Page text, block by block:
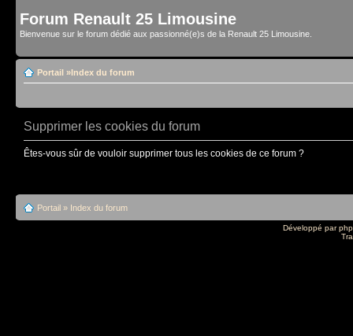
Forum Renault 25 Limousine
Bienvenue sur le forum dédié aux passionné(e)s de la Renault 25 Limousine.
Portail »Index du forum
Supprimer les cookies du forum
Êtes-vous sûr de vouloir supprimer tous les cookies de ce forum ?
Portail » Index du forum
Développé par